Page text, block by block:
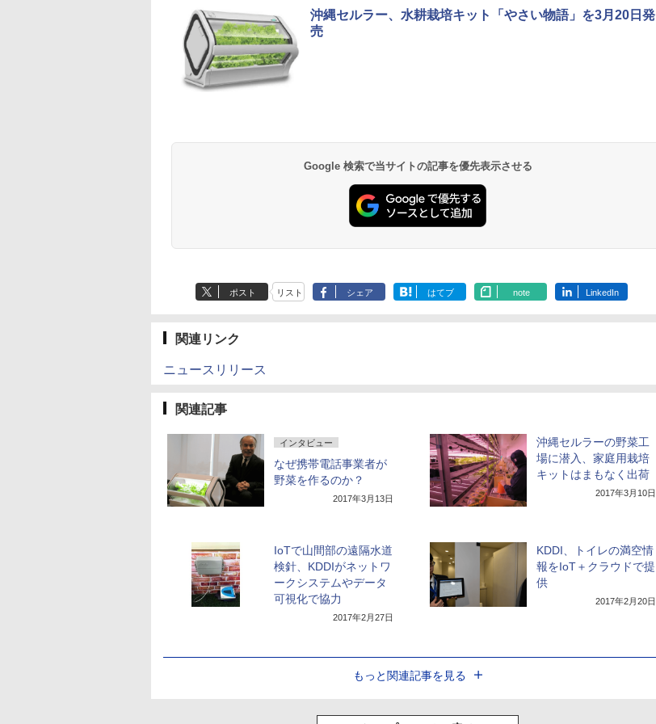
沖縄セルラー、水耕栽培キット「やさい物語」を3月20日発
売
Google 検索で当サイトの記事を優先表示させる
ポスト リスト シェア はてブ note LinkedIn
関連リンク
ニュースリリース
関連記事
インタビュー
なぜ携帯電話事業者が
野菜を作るのか？
2017年3月13日
沖縄セルラーの野菜工
場に潜入、家庭用栽培
キットはまもなく出荷
2017年3月10日
IoTで山間部の遠隔水道
検針、KDDIがネットワ
ークシステムやデータ
可視化で協力
2017年2月27日
KDDI、トイレの満空情
報をIoT＋クラウドで提
供
2017年2月20日
もっと関連記事を見る